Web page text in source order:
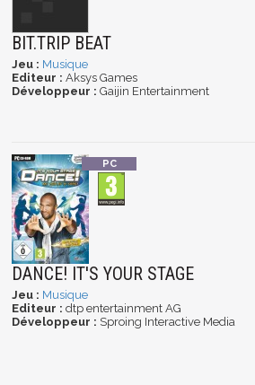
BIT.TRIP BEAT
Jeu : Musique
Editeur : Aksys Games
Développeur : Gaijin Entertainment
DANCE! IT'S YOUR STAGE
Jeu : Musique
Editeur : dtp entertainment AG
Développeur : Sproing Interactive Media